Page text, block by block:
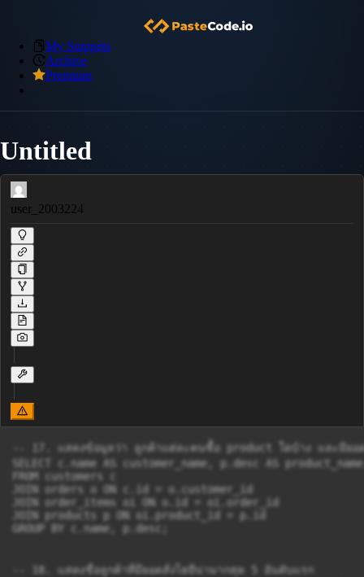
My Snippets
Archive
Premium
Untitled
user_2003224
-- 17. แสดงข้อมูลว่า ลูกค้าแต่ละคนซื้อ product ใดบ้าง และมีย
SELECT c.name AS customer_name, p.desc AS
FROM customers c
JOIN orders o ON c.id = o.customer_id
JOIN order_items oi ON o.id = oi.order_id
JOIN products p ON oi.product_id = p.id
GROUP BY c.name, p.desc;
-- 18. แสดงชื่อลูกค้าที่มียอดสั่งไฮยีน่ามากสุด 5 อันดับแรก